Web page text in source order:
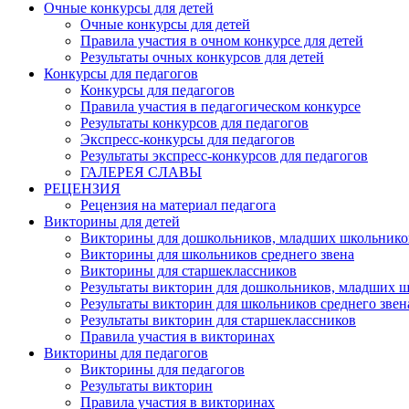
Очные конкурсы для детей
Очные конкурсы для детей
Правила участия в очном конкурсе для детей
Результаты очных конкурсов для детей
Конкурсы для педагогов
Конкурсы для педагогов
Правила участия в педагогическом конкурсе
Результаты конкурсов для педагогов
Экспресс-конкурсы для педагогов
Результаты экспресс-конкурсов для педагогов
ГАЛЕРЕЯ СЛАВЫ
РЕЦЕНЗИЯ
Рецензия на материал педагога
Викторины для детей
Викторины для дошкольников, младших
Викторины для школьников среднего звена
Викторины для старшеклассников
Результаты викторин для дошкольников, младших
Результаты викторин для школьников среднего
Результаты викторин для старшеклассников
Правила участия в викторинах
Викторины для педагогов
Викторины для педагогов
Результаты викторин
Правила участия в викторинах